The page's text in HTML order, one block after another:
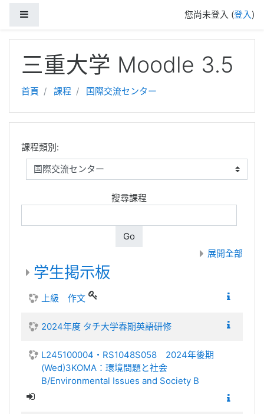
您尚未登入 (登入)
三重大学 Moodle 3.5
首頁 課程 国際交流センター
課程類別:
搜尋課程
Go
展開全部
学生掲示板
上級 作文
2024年度 タチ大学春期英語研修
L245100004・RS1048S058 2024年後期
(Wed)3KOMA：環境問題と社会
B/Environmental Issues and Society B